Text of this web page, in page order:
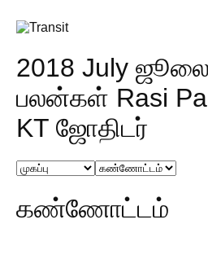
2018 July ஜூலை
பலன்கள் Rasi
KT ஜோதிடர்
கண்ணோட்டம்